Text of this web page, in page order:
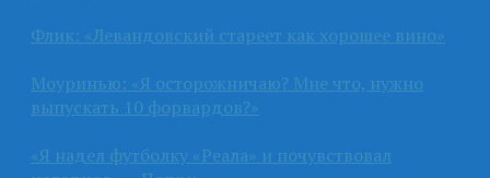
Флик: «Левандовский стареет как хорошее вино»
Моуринью: «Я осторожничаю? Мне что, нужно
выпускать 10 форвардов?»
«Я надел футболку «Реала» и почувствовал